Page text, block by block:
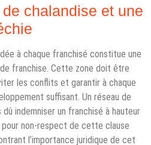
chalandise et une
à chaque franchisé constitue une
franchise. Cette zone doit être
les conflits et garantir à chaque
suffisant. Un réseau de
indemniser un franchisé à hauteur
non-respect de cette clause
l’importance juridique de cet